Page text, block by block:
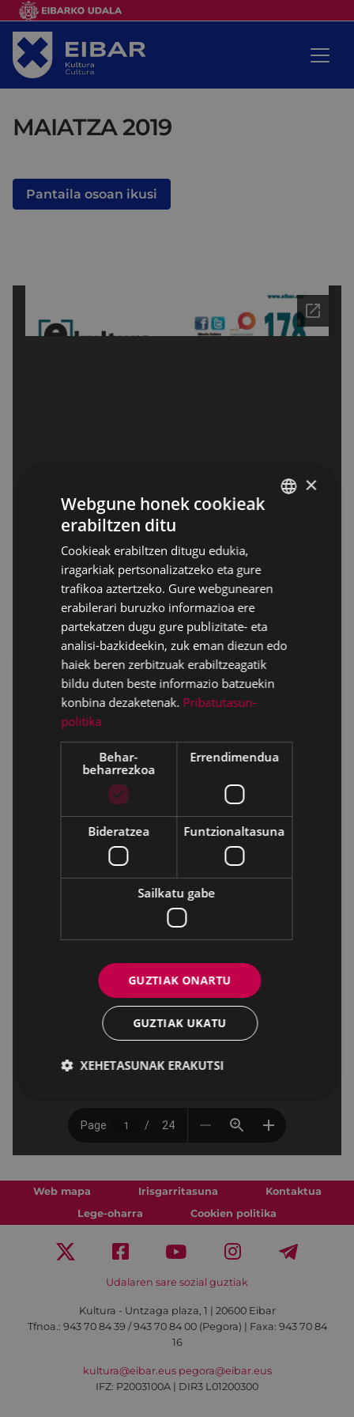
MAIATZA 2019
Pantaila osoan ikusi
Web mapa Irisgarritasuna
Kontaktua
Lege-oharra
Cookien politika
Udalaren sare sozial guztiak
Kultura - Untzaga plaza, 1 | 20600 Eibar
Tfnoa.: 943 70 84 39 / 943 70 84 00 (Pegora) | Faxa: 943 70 84
16
kultura@eibar.eus pegora@eibar.eus
IFZ: P2003100A | DIR3 L01200300
×
Webgune honek cookieak
erabiltzen ditu
Cookieak erabiltzen ditugu edukia,
iragarkiak pertsonalizatzeko eta gure
trafikoa aztertzeko. Gure webgunearen
erabilerari buruzko informazioa ere
partekatzen dugu gure publizitate- eta
analisi-bazkideekin, zuk eman diezun edo
haiek beren zerbitzuak erabiltzeagatik
bildu duten beste informazio batzuekin
konbina dezaketenak. Pribatutasun-
politika
Behar-
beharrezkoa
Errendimendua
Bideratzea Funtzionaltasuna
Sailkatu gabe
GUZTIAK ONARTU
GUZTIAK UKATU
XEHETASUNAK ERAKUTSI